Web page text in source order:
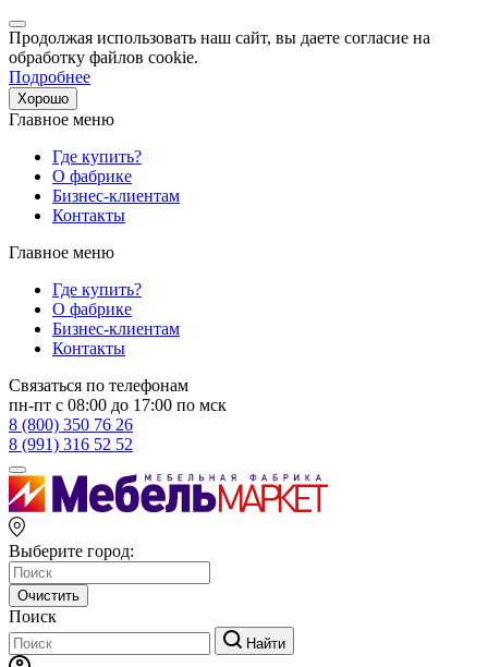
Продолжая использовать наш сайт, вы даете согласие на
обработку файлов cookie.
Подробнее
Хорошо
Главное меню
Где купить?
О фабрике
Бизнес-клиентам
Контакты
Главное меню
Где купить?
О фабрике
Бизнес-клиентам
Контакты
Связаться по телефонам
пн-пт с 08:00 до 17:00 по мск
8 (800) 350 76 26
8 (991) 316 52 52
Выберите город:
Очистить
Поиск
Найти